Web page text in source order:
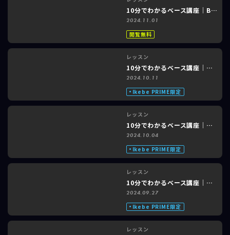
レッスン
閲覧無料
レッスン
2024.10.11
Ikebe PRIME限定
レッスン
2024.10.04
Ikebe PRIME限定
レッスン
2024.09.27
Ikebe PRIME限定